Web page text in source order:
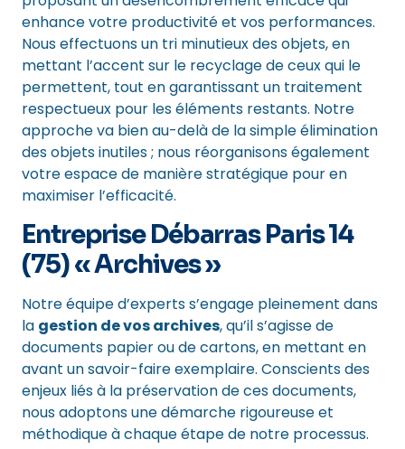
enhance votre productivité et vos performances.
Nous effectuons un tri minutieux des objets, en
mettant l’accent sur le recyclage de ceux qui le
permettent, tout en garantissant un traitement
respectueux pour les éléments restants. Notre
approche va bien au-delà de la simple élimination
des objets inutiles ; nous réorganisons également
votre espace de manière stratégique pour en
maximiser l’efficacité.
Entreprise Débarras Paris 14
(75) « Archives »
Notre équipe d’experts s’engage pleinement dans
la gestion de vos archives, qu’il s’agisse de
documents papier ou de cartons, en mettant en
avant un savoir-faire exemplaire. Conscients des
enjeux liés à la préservation de ces documents,
nous adoptons une démarche rigoureuse et
méthodique à chaque étape de notre processus.